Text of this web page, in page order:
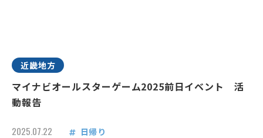
近畿地方
マイナビオールスターゲーム2025前日イベント 活
動報告
2025.07.22 日帰り